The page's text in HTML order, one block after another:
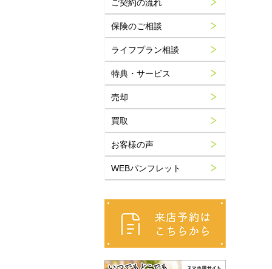
ご契約の流れ
保険のご相談
ライフプラン相談
特典・サービス
売却
買取
お客様の声
WEBパンフレット